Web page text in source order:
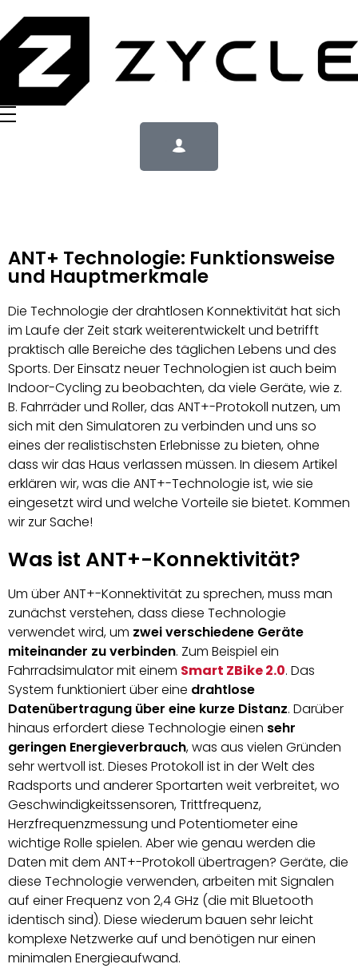
ANT+ Technologie: Funktionsweise
und Hauptmerkmale
Die Technologie der drahtlosen Konnektivität hat sich
im Laufe der Zeit stark weiterentwickelt und betrifft
praktisch alle Bereiche des täglichen Lebens und des
Sports. Der Einsatz neuer Technologien ist auch beim
Indoor-Cycling zu beobachten, da viele Geräte, wie z.
B. Fahrräder und Roller, das ANT+-Protokoll nutzen, um
sich mit den Simulatoren zu verbinden und uns so
eines der realistischsten Erlebnisse zu bieten, ohne
dass wir das Haus verlassen müssen. In diesem Artikel
erklären wir, was die ANT+-Technologie ist, wie sie
eingesetzt wird und welche Vorteile sie bietet. Kommen
wir zur Sache!
Was ist ANT+-Konnektivität?
Um über ANT+-Konnektivität zu sprechen, muss man
zunächst verstehen, dass diese Technologie
verwendet wird, um zwei verschiedene Geräte
miteinander zu verbinden. Zum Beispiel ein
Fahrradsimulator mit einem Smart ZBike 2.0. Das
System funktioniert über eine drahtlose
Datenübertragung über eine kurze Distanz. Darüber
hinaus erfordert diese Technologie einen sehr
geringen Energieverbrauch, was aus vielen Gründen
sehr wertvoll ist. Dieses Protokoll ist in der Welt des
Radsports und anderer Sportarten weit verbreitet, wo
Geschwindigkeitssensoren, Trittfrequenz,
Herzfrequenzmessung und Potentiometer eine
wichtige Rolle spielen. Aber wie genau werden die
Daten mit dem ANT+-Protokoll übertragen? Geräte, die
diese Technologie verwenden, arbeiten mit Signalen
auf einer Frequenz von 2,4 GHz (die mit Bluetooth
identisch sind). Diese wiederum bauen sehr leicht
komplexe Netzwerke auf und benötigen nur einen
minimalen Energieaufwand.